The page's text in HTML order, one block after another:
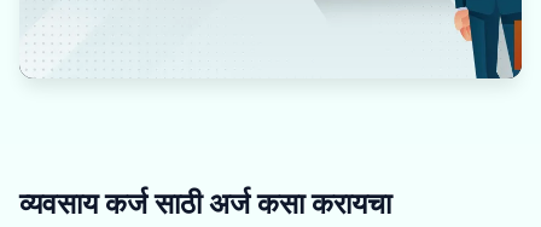
व्यवसाय कर्ज साठी अर्ज कसा करायचा